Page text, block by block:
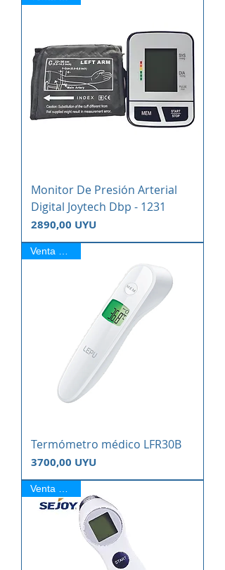
Monitor De Presión Arterial
Digital Joytech Dbp - 1231
Precio
2890,00 UYU
Termómetro médico LFR30B
Precio
3700,00 UYU